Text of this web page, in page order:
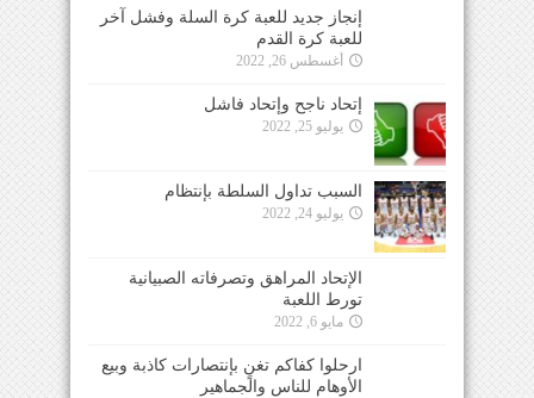
إنجاز جديد للعبة كرة السلة وفشل آخر
للعبة كرة القدم
أغسطس 26, 2022
إتحاد ناجح وإتحاد فاشل
يوليو 25, 2022
السبب تداول السلطة بإنتظام
يوليو 24, 2022
الإتحاد المراهق وتصرفاته الصبيانية
تورط اللعبة
مايو 6, 2022
ارحلوا كفاكم تغنٍ بإنتصارات كاذبة وبيع
الأوهام للناس والجماهير